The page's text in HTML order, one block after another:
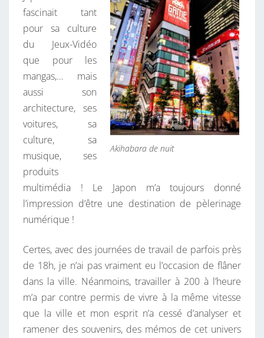
Akihabara de nuit
fascinait tant
pour sa culture
du Jeux-Vidéo
que pour les
mangas,… mais
aussi son
architecture, ses
voitures, sa
culture, sa
musique, ses
produits
multimédia ! Le Japon m’a toujours donné
l’impression d’être une destination de pèlerinage
numérique !
Certes, avec des journées de travail de parfois près
de 18h, je n’ai pas vraiment eu l’occasion de flâner
dans la ville. Néanmoins, travailler à 200 à l’heure
m’a par contre permis de vivre à la même vitesse
que la ville et mon esprit n’a cessé d’analyser et
ramener des souvenirs, des mémos de cet univers